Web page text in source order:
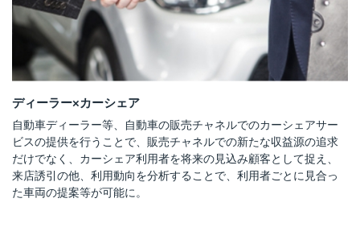
ディーラー×カーシェア
自動車ディーラー等、自動車の販売チャネルでのカーシェアサー
ビスの提供を行うことで、販売チャネルでの新たな収益源の追求
だけでなく、カーシェア利用者を将来の見込み顧客として捉え、
来店誘引の他、利用動向を分析することで、利用者ごとに見合っ
た車両の提案等が可能に。